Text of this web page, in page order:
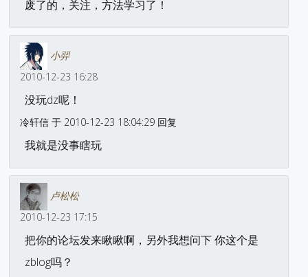
废了的，关注，方法学习了！
小羿
2010-12-23 16:28
没玩dz呢！
冷轩信 于 2010-12-23 18:04:29 回复
我就是没事瞎玩
卢松松
2010-12-23 17:15
把你的论坛发来瞅瞅啊，另外我想问下 你这个是
zblog吗？